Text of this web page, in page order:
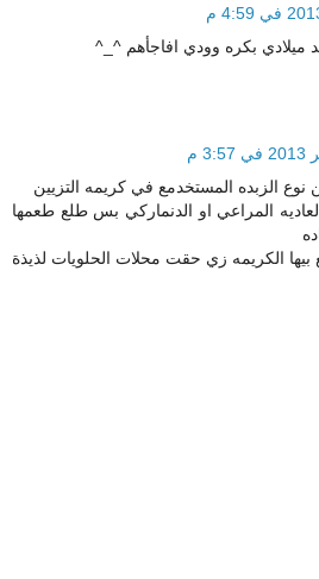
بكره وودي افاجأهم ^_^
الزبده المستخدمع في كريمه التزيين
المراعي او الدنماركي بس طلع طعمها
بيها الكريمه زي حقت محلات الحلويات لذيذة